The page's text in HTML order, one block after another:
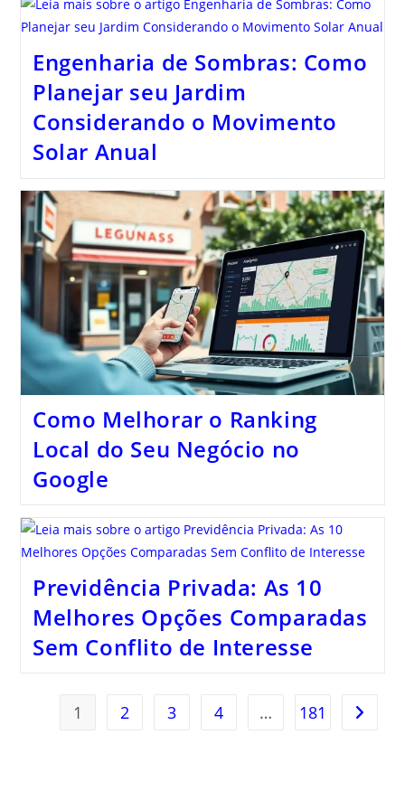
Engenharia de Sombras: Como
Planejar seu Jardim
Considerando o Movimento
Solar Anual
Como Melhorar o Ranking
Local do Seu Negócio no
Google
Previdência Privada: As 10
Melhores Opções Comparadas
Sem Conflito de Interesse
1 2 3 4 … 181 Ir para